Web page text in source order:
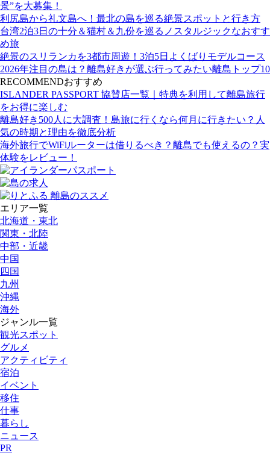
景”を大募集！
利尻島から礼文島へ！最北の島を巡る絶景スポットと行き方
台湾2泊3日の十分＆猫村＆九份を巡るノスタルジックなおすす
め旅
絶景のスリランカを3都市周遊！3泊5日よくばりモデルコース
2026年注目の島は？離島好きが選ぶ行ってみたい離島トップ10
RECOMMENDおすすめ
ISLANDER PASSPORT 協賛店一覧｜特典を利用して離島旅行
をお得に楽しむ
離島好き500人に大調査！島旅に行くなら何月に行きたい？人
気の時期と理由を徹底分析
海外旅行でWiFiルーターは借りるべき？離島でも使えるの？実
体験をレビュー！
エリア一覧
北海道・東北
関東・北陸
中部・近畿
中国
四国
九州
沖縄
海外
ジャンル一覧
観光スポット
グルメ
アクティビティ
宿泊
イベント
移住
仕事
暮らし
ニュース
PR